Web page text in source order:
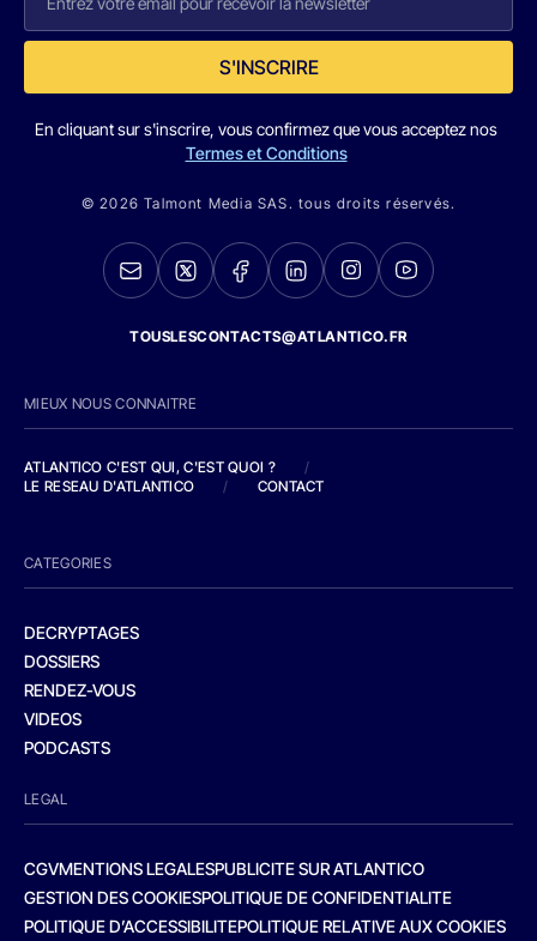
S'INSCRIRE
En cliquant sur s'inscrire, vous confirmez que vous acceptez nos
Termes et Conditions
© 2026 Talmont Media SAS. tous droits réservés.
TOUSLESCONTACTS@ATLANTICO.FR
MIEUX NOUS CONNAITRE
ATLANTICO C'EST QUI, C'EST QUOI ?
/
LE RESEAU D'ATLANTICO
/ CONTACT
CATEGORIES
DECRYPTAGES
DOSSIERS
RENDEZ-VOUS
VIDEOS
PODCASTS
LEGAL
CGVMENTIONS LEGALESPUBLICITE SUR ATLANTICO
GESTION DES COOKIESPOLITIQUE DE CONFIDENTIALITE
POLITIQUE D’ACCESSIBILITEPOLITIQUE RELATIVE AUX COOKIES